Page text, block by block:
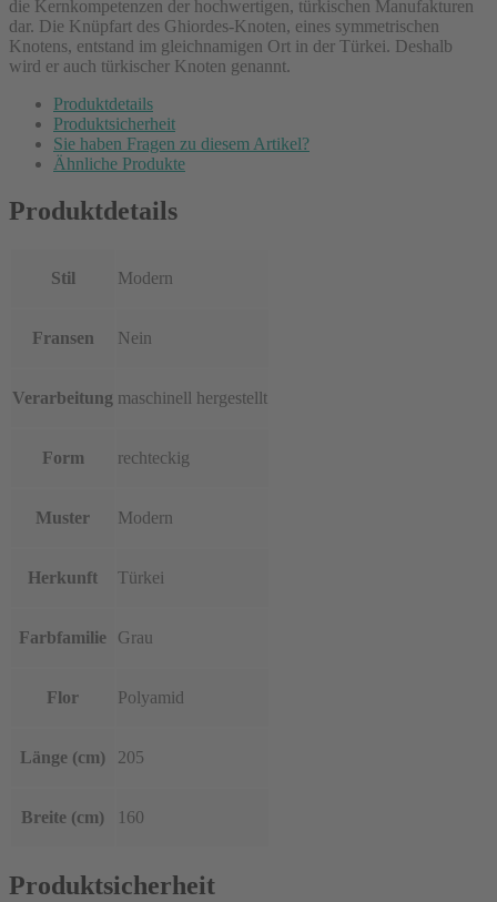
die Kernkompetenzen der hochwertigen, türkischen Manufakturen
dar. Die Knüpfart des Ghiordes-Knoten, eines symmetrischen
Knotens, entstand im gleichnamigen Ort in der Türkei. Deshalb
wird er auch türkischer Knoten genannt.
Produktdetails
Produktsicherheit
Sie haben Fragen zu diesem Artikel?
Ähnliche Produkte
Produktdetails
Stil Modern
Fransen Nein
Verarbeitung maschinell hergestellt
Form rechteckig
Muster Modern
Herkunft Türkei
Farbfamilie Grau
Flor Polyamid
Länge (cm) 205
Breite (cm) 160
Produktsicherheit